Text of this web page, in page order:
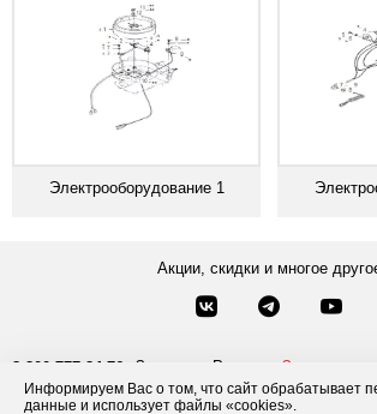
Информируем Вас о том, что сайт обрабатывает
данные и использует файлы «cookies».
Электрооборудование 1
Акции, скидки и многое
8-800-777-84-76 Звонки по России
Заказать
8 495 181-69-06
Москва